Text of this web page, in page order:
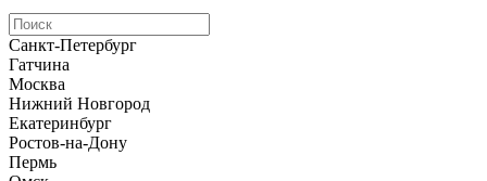
Санкт-Петербург
Гатчина
Москва
Нижний Новгород
Екатеринбург
Ростов-на-Дону
Пермь